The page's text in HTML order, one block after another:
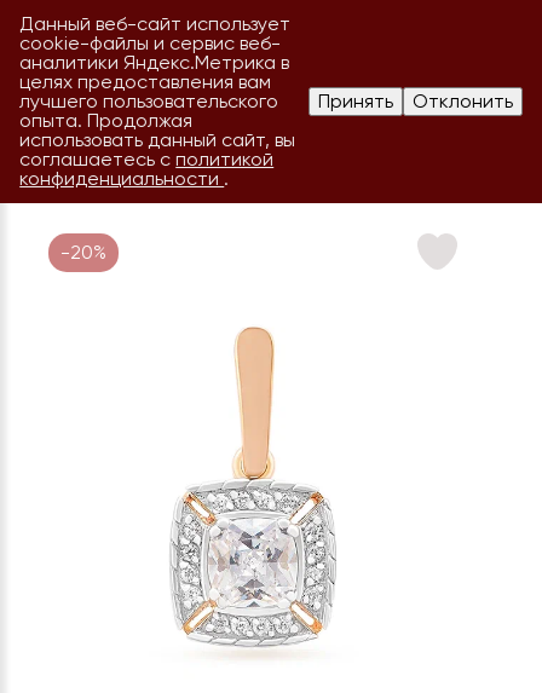
-20%
Данный веб-сайт использует
cookie-файлы и сервис веб-
аналитики Яндекс.Метрика в
целях предоставления вам
лучшего пользовательского
опыта. Продолжая
использовать данный сайт, вы
соглашаетесь сполитикой
конфиденциальности .
Принять Отклонить